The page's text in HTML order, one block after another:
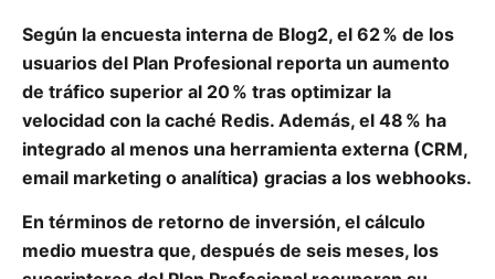
Según la encuesta interna de Blog2, el 62 % de los
usuarios del Plan Profesional reporta un aumento
de tráfico superior al 20 % tras optimizar la
velocidad con la caché Redis. Además, el 48 % ha
integrado al menos una herramienta externa (CRM,
email marketing o analítica) gracias a los webhooks.
En términos de retorno de inversión, el cálculo
medio muestra que, después de seis meses, los